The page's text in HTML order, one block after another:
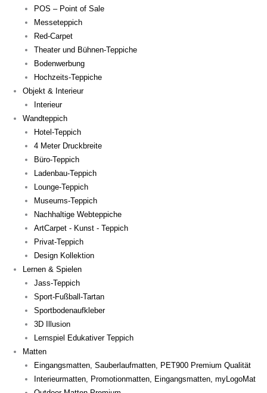
POS – Point of Sale
Messeteppich
Red-Carpet
Theater und Bühnen-Teppiche
Bodenwerbung
Hochzeits-Teppiche
Objekt & Interieur
Interieur
Wandteppich
Hotel-Teppich
4 Meter Druckbreite
Büro-Teppich
Ladenbau-Teppich
Lounge-Teppich
Museums-Teppich
Nachhaltige Webteppiche
ArtCarpet - Kunst - Teppich
Privat-Teppich
Design Kollektion
Lernen & Spielen
Jass-Teppich
Sport-Fußball-Tartan
Sportbodenaufkleber
3D Illusion
Lernspiel Edukativer Teppich
Matten
Eingangsmatten, Sauberlaufmatten, PET900 Premium Qualität
Interieurmatten, Promotionmatten, Eingangsmatten, myLogoMat